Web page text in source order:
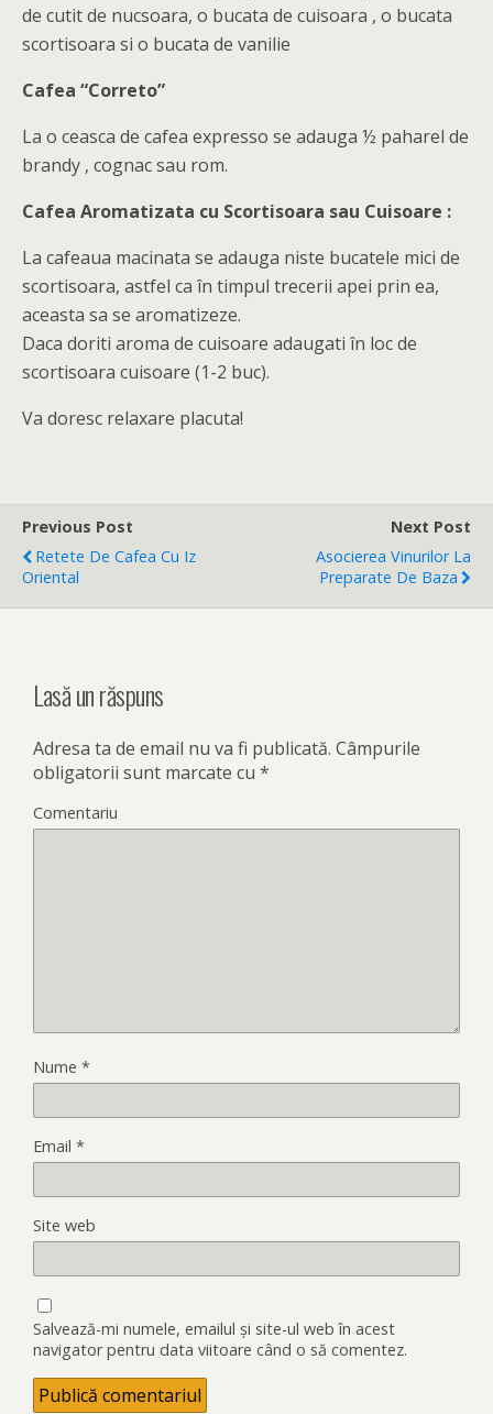
de cutit de nucsoara, o bucata de cuisoara , o bucata
scortisoara si o bucata de vanilie
Cafea “Correto”
La o ceasca de cafea expresso se adauga ½ paharel de
brandy , cognac sau rom.
Cafea Aromatizata cu Scortisoara sau Cuisoare :
La cafeaua macinata se adauga niste bucatele mici de
scortisoara, astfel ca în timpul trecerii apei prin ea,
aceasta sa se aromatizeze.
Daca doriti aroma de cuisoare adaugati în loc de
scortisoara cuisoare (1-2 buc).
Va doresc relaxare placuta!
Previous Post
Retete De Cafea Cu Iz
Oriental
Next Post
Asocierea Vinurilor La
Preparate De Baza
Lasă un răspuns
Adresa ta de email nu va fi publicată. Câmpurile
obligatorii sunt marcate cu *
Comentariu
Nume *
Email *
Site web
Salvează-mi numele, emailul și site-ul web în acest
navigator pentru data viitoare când o să comentez.